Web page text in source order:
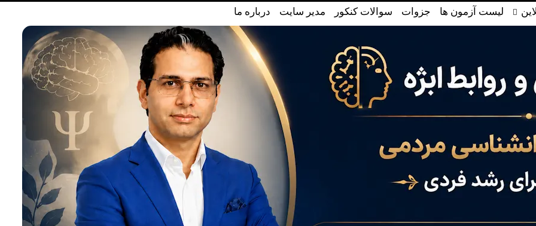
لیست آزمون ها جزوات سوالات کنکور مدیر سایت درباره ما